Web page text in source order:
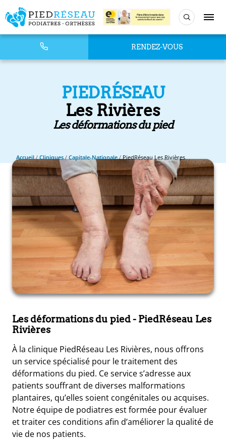
RENDEZ-VOUS
PIEDRÉSEAU
Les Rivières
Les déformations du pied
Accueil/Cliniques/Capitale-Nationale/PiedRéseau Les Rivières
Les déformations du pied- PiedRéseau Les
Rivières
À la clinique PiedRéseau Les Rivières, nous offrons
un service spécialisé pour le traitement des
déformations du pied. Ce service s’adresse aux
patients souffrant de diverses malformations
plantaires, qu’elles soient congénitales ou acquises.
Notre équipe de podiatres est formée pour évaluer
et traiter ces conditions afin d’améliorer la qualité de
vie de nos patients.